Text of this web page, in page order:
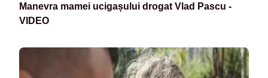
Manevra mamei ucigașului drogat Vlad Pascu -
VIDEO